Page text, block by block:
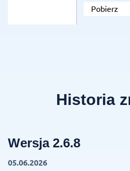
Pobierz
Historia
Wersja 2.6.8
05.06.2026